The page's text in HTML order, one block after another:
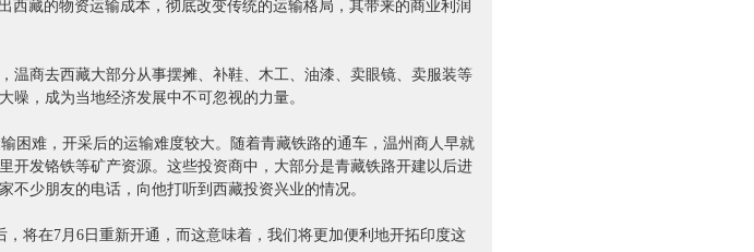
西藏的物资运输成本，彻底改变传统的运输格局，其带来的商业利润
商去西藏大部分从事摆摊、补鞋、木工、油漆、卖眼镜、卖服装等
，成为当地经济发展中不可忽视的力量。
难，开采后的运输难度较大。随着青藏铁路的通车，温州商人早就
开发铬铁等矿产资源。这些投资商中，大部分是青藏铁路开建以后进
少朋友的电话，向他打听到西藏投资兴业的情况。
将在7月6日重新开通，而这意味着，我们将更加便利地开拓印度这